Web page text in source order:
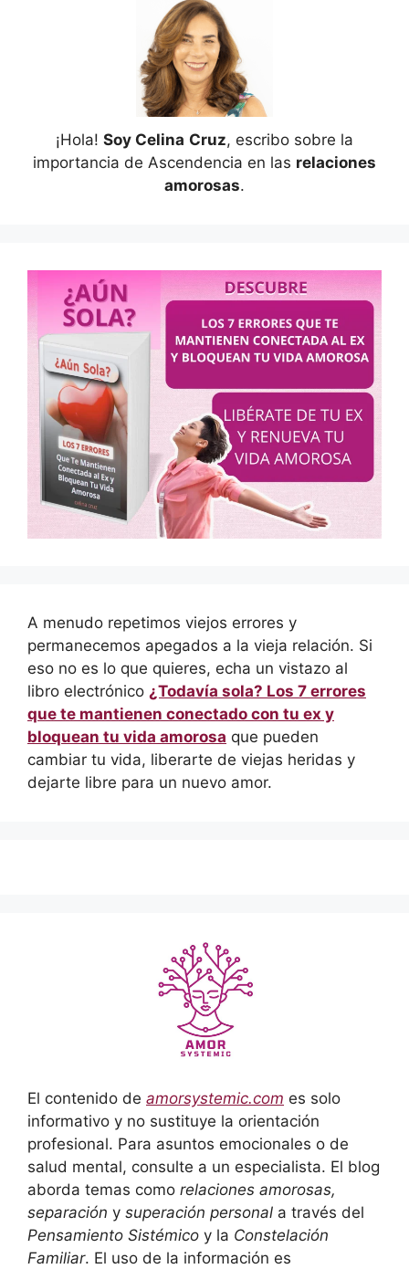
¡Hola! Soy Celina Cruz, escribo sobre la
importancia de Ascendencia en las relaciones
amorosas.
A menudo repetimos viejos errores y
permanecemos apegados a la vieja relación. Si
eso no es lo que quieres, echa un vistazo al
libro electrónico ¿Todavía sola? Los 7 errores
que te mantienen conectado con tu ex y
bloquean tu vida amorosa que pueden
cambiar tu vida, liberarte de viejas heridas y
dejarte libre para un nuevo amor.
El contenido de amorsystemic.com es solo
informativo y no sustituye la orientación
profesional. Para asuntos emocionales o de
salud mental, consulte a un especialista. El blog
aborda temas como relaciones amorosas,
separación y superación personal a través del
Pensamiento Sistémico y la Constelación
Familiar. El uso de la información es